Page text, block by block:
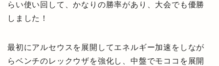
らい使い回して、かなりの勝率があり、大会でも優勝
しました！
最初にアルセウスを展開してエネルギー加速をしなが
らベンチのレックウザを強化し、中盤でモココを展開